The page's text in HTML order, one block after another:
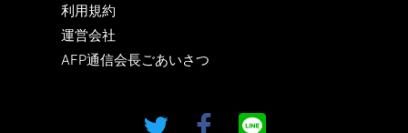
利用規約
運営会社
AFP通信会長ごあいさつ